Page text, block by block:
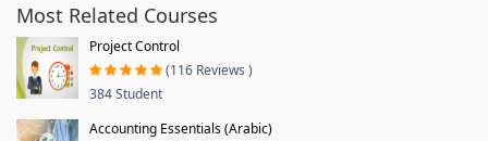
Most Related Courses
Project Control
(116 Reviews )
384 Student
Accounting Essentials (Arabic)